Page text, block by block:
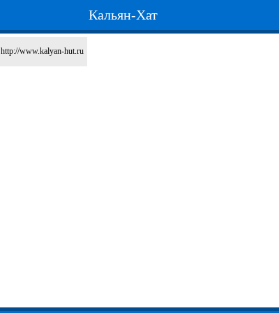
Кальян-Хат
http://www.kalyan-hut.ru